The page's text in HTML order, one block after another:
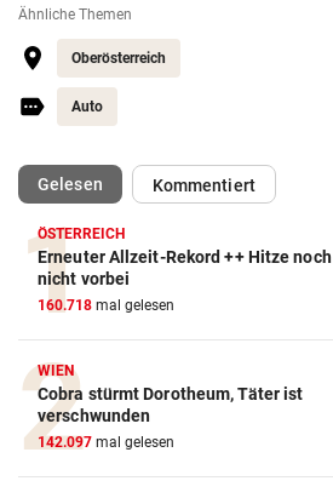
Ähnliche Themen
Oberösterreich
Auto
Gelesen(ausgewählt)Kommentiert
ÖSTERREICH
Erneuter Allzeit-Rekord ++ Hitze noch
nicht vorbei
160.718 mal gelesen
WIEN
Cobra stürmt Dorotheum, Täter ist
verschwunden
142.097 mal gelesen